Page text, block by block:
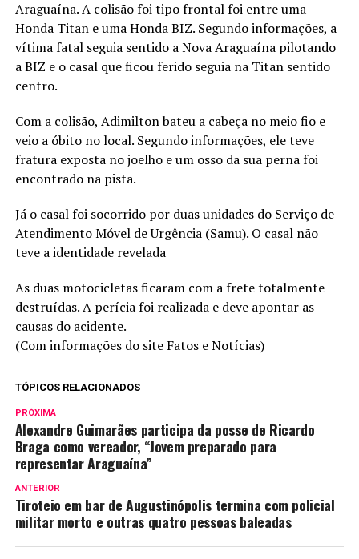
Araguaína. A colisão foi tipo frontal foi entre uma
Honda Titan e uma Honda BIZ. Segundo informações, a
vítima fatal seguia sentido a Nova Araguaína pilotando
a BIZ e o casal que ficou ferido seguia na Titan sentido
centro.
Com a colisão, Adimilton bateu a cabeça no meio fio e
veio a óbito no local. Segundo informações, ele teve
fratura exposta no joelho e um osso da sua perna foi
encontrado na pista.
Já o casal foi socorrido por duas unidades do Serviço de
Atendimento Móvel de Urgência (Samu). O casal não
teve a identidade revelada
As duas motocicletas ficaram com a frete totalmente
destruídas. A perícia foi realizada e deve apontar as
causas do acidente.
(Com informações do site Fatos e Notícias)
TÓPICOS RELACIONADOS
PRÓXIMA
Alexandre Guimarães participa da posse de Ricardo
Braga como vereador, “Jovem preparado para
representar Araguaína”
ANTERIOR
Tiroteio em bar de Augustinópolis termina com policial
militar morto e outras quatro pessoas baleadas